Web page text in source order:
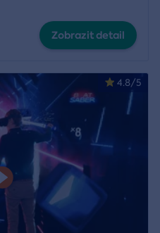
Zobrazit detail
4.8/5